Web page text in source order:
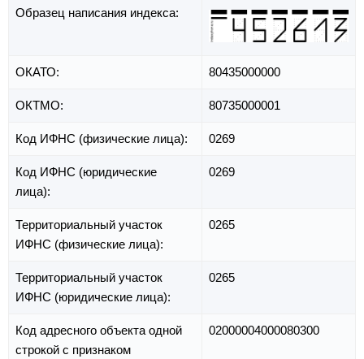
Образец написания индекса:
ОКАТО: 80435000000
ОКТМО: 80735000001
Код ИФНС (физические лица): 0269
Код ИФНС (юридические
лица):
0269
Территориальный участок
ИФНС (физические лица):
0265
Территориальный участок
ИФНС (юридические лица):
0265
Код адресного объекта одной
строкой с признаком
02000004000080300